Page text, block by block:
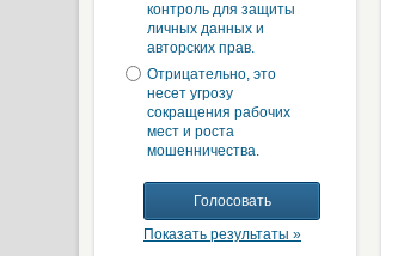
контроль для защиты
личных данных и
авторских прав.
Отрицательно, это
несет угрозу
сокращения рабочих
мест и роста
мошенничества.
Показать результаты »